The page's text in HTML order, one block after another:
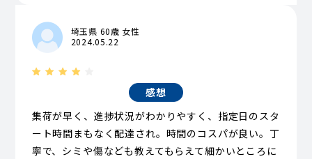
埼玉県 60歳 女性
2024.05.22
感想
集荷が早く、進捗状況がわかりやすく、指定日のスタ
ート時間まもなく配達され。時間のコスパが良い。丁
寧で、シミや傷なども教えてもらえて細かいところに